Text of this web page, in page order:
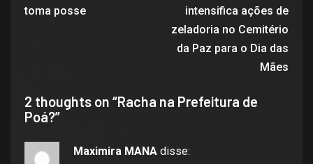
toma posse
intensifica ações de
zeladoria no Cemitério
da Paz para o Dia das
Mães
2 thoughts on “Racha na Prefeitura de
Poá?”
Maximira MANA disse: